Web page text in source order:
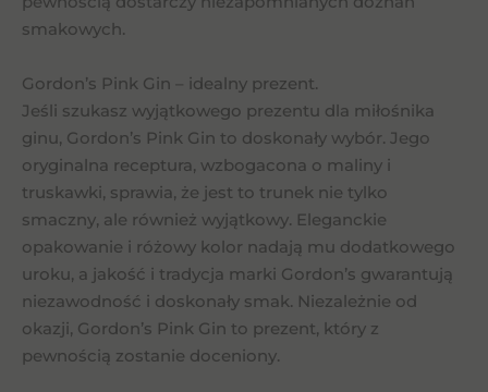
smakowych.
Gordon’s Pink Gin – idealny prezent.
Jeśli szukasz wyjątkowego prezentu dla miłośnika
ginu, Gordon’s Pink Gin to doskonały wybór. Jego
oryginalna receptura, wzbogacona o maliny i
truskawki, sprawia, że jest to trunek nie tylko
smaczny, ale również wyjątkowy. Eleganckie
opakowanie i różowy kolor nadają mu dodatkowego
uroku, a jakość i tradycja marki Gordon’s gwarantują
niezawodność i doskonały smak. Niezależnie od
okazji, Gordon’s Pink Gin to prezent, który z
pewnością zostanie doceniony.